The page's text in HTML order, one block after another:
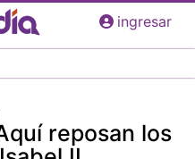
ingresar
reposan los